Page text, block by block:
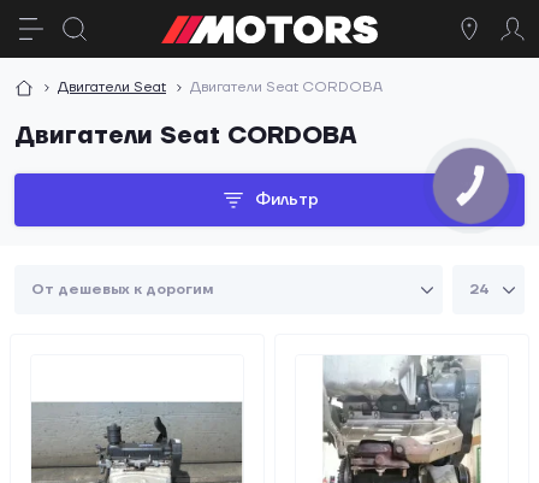
Двигатели Seat Двигатели Seat CORDOBA
Двигатели Seat CORDOBA
Фильтр